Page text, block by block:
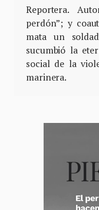
Reportera.
perdón”; y
mata un
sucumbió la
social de la
marinera.